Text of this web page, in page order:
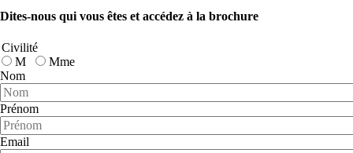
Dites-nous qui vous êtes et accédez à la brochure
Civilité
M
Mme
Nom
Prénom
Email